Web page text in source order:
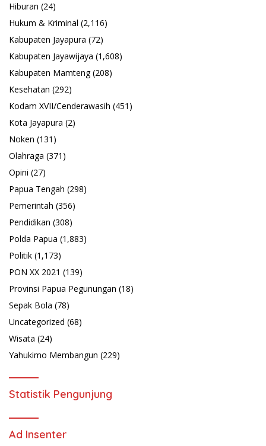
Hiburan (24)
Hukum & Kriminal (2,116)
Kabupaten Jayapura (72)
Kabupaten Jayawijaya (1,608)
Kabupaten Mamteng(208)
Kesehatan (292)
Kodam XVII/Cenderawasih (451)
Kota Jayapura (2)
Noken (131)
Olahraga (371)
Opini (27)
Papua Tengah (298)
Pemerintah (356)
Pendidikan (308)
Polda Papua (1,883)
Politik (1,173)
PON XX 2021 (139)
Provinsi Papua Pegunungan (18)
Sepak Bola (78)
Uncategorized (68)
Wisata (24)
Yahukimo Membangun (229)
Statistik Pengunjung
Ad Insenter